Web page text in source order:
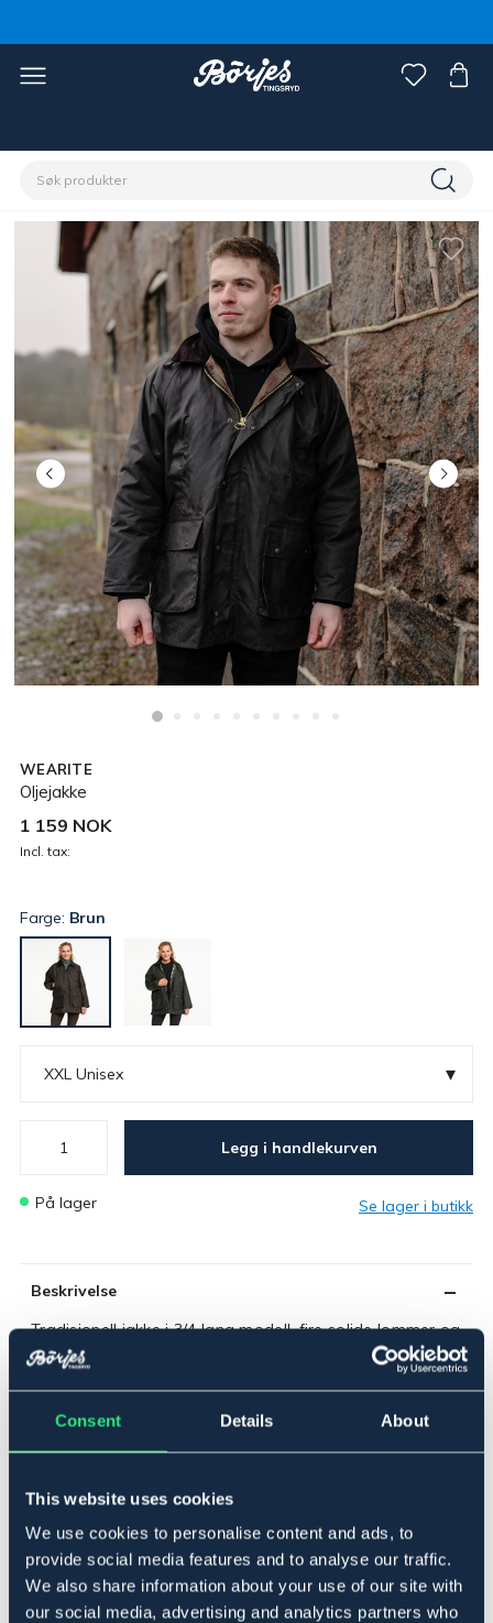
Consent Details About
This website uses cookies
We use cookies to personalise content and ads, to
provide social media features and to analyse our traffic.
We also share information about your use of our site with
our social media, advertising and analytics partners who
WEARITE
Oljejakke
1 159 NOK
Incl. tax:
Farge: Brun
XXL Unisex ▾
Legg i handlekurven
På lager Se lager i butikk
Beskrivelse
Tradisjonell jakke i 3/4 lang modell, fire solide lommer og
en stor innerlomme. Avtakbar hette. Kraftig 2-veis
messingglidelås. For voks til regnjakke, se varenr. 1009.
Tänk på storleken: Eftersom modellen är unisex kan den
För bästa passform – kika gärna i vår storleksguide
BRUN